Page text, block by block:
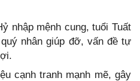
nhập mệnh cung, tuổi Tuất
nhân giúp đỡ, vấn đề tự
cạnh tranh mạnh mẽ, gây